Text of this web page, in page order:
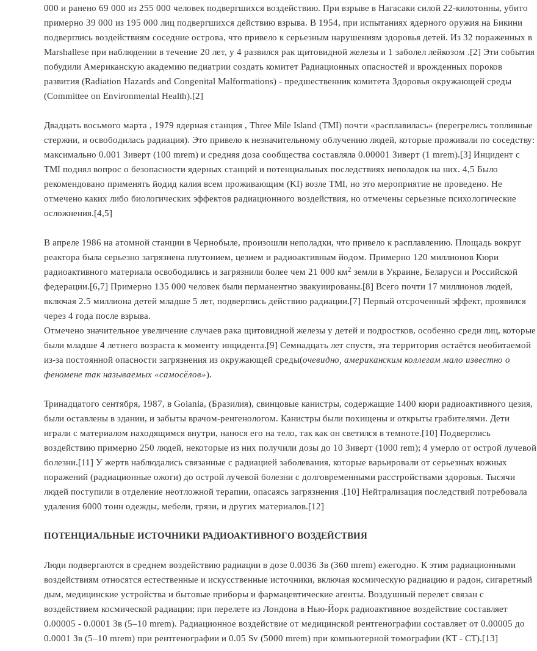
000 и ранено 69 000 из 255 000 человек подвергшихся воздействию. При взрыве в Нагасаки силой 22-килотонны, убито
примерно 39 000 из 195 000 лиц подвергшихся действию взрыва. В 1954, при испытаниях ядерного оружия на Бикини
подверглись воздействиям соседние острова, что привело к серьезным нарушениям здоровья детей. Из 32 пораженных в
Marshallese при наблюдении в течение 20 лет, у 4 развился рак щитовидной железы и 1 заболел лейкозом .[2] Эти события
побудили Американскую академию педиатрии создать комитет Радиационных опасностей и врожденных пороков
развития (Radiation Hazards and Congenital Malformations) - предшественник комитета Здоровья окружающей среды
(Committee on Environmental Health).[2]
Двадцать восьмого марта , 1979 ядерная станция , Three Mile Island (TMI) почти «расплавилась» (перегрелись топливные
стержни, и освободилась радиация). Это привело к незначительному облучению людей, которые проживали по соседству:
максимально 0.001 Зиверт (100 mrem) и средняя доза сообщества составляла 0.00001 Зиверт (1 mrem).[3] Инцидент с
TMI поднял вопрос о безопасности ядерных станций и потенциальных последствиях неполадок на них. 4,5 Было
рекомендовано применять йодид калия всем проживающим (KI) возле TMI, но это мероприятие не проведено. Не
отмечено каких либо биологических эффектов радиационного воздействия, но отмечены серьезные психологические
осложнения.[4,5]
В апреле 1986 на атомной станции в Чернобыле, произошли неполадки, что привело к расплавлению. Площадь вокруг
реактора была серьезно загрязнена плутонием, цезием и радиоактивным йодом. Примерно 120 миллионов Кюри
радиоактивного материала освободились и загрязнили более чем 21 000 км2 земли в Украине, Беларуси и Российской
федерации.[6,7] Примерно 135 000 человек были перманентно эвакуиированы.[8] Всего почти 17 миллионов людей,
включая 2.5 миллиона детей младше 5 лет, подверглись действию радиации.[7] Первый отсроченный эффект, проявился
через 4 года после взрыва.
Отмечено значительное увеличение случаев рака щитовидной железы у детей и подростков, особенно среди лиц, которые
были младше 4 летнего возраста к моменту инцидента.[9] Семнадцать лет спустя, эта территория остаётся необитаемой
из-за постоянной опасности загрязнения из окружающей среды(oчевидно, американским коллегам мало известно о
феномене так называемых «самосёлов»).
Тринадцатого сентября, 1987, в Goiania, (Бразилия), свинцовые канистры, содержащие 1400 кюри радиоактивного цезия,
были оставлены в здании, и забыты врачом-ренгенологом. Канистры были похищены и открыты грабителями. Дети
играли с материалом находящимся внутри, нанося его на тело, так как он светился в темноте.[10] Подверглись
воздействию примерно 250 людей, некоторые из них получили дозы до 10 Зиверт (1000 rem); 4 умерло от острой лучевой
болезни.[11] У жертв наблюдались связанные с радиацией заболевания, которые варьировали от серьезных кожных
поражений (радиационные ожоги) до острой лучевой болезни с долговременными расстройствами здоровья. Тысячи
людей поступили в отделение неотложной терапии, опасаясь загрязнения .[10] Нейтрализация последствий потребовала
удаления 6000 тонн одежды, мебели, грязи, и других материалов.[12]
ПОТЕНЦИАЛЬНЫЕ ИСТОЧНИКИ РАДИОАКТИВНОГО ВОЗДЕЙСТВИЯ
Люди подвергаются в среднем воздействию радиации в дозе 0.0036 Зв (360 mrem) ежегодно. К этим радиационными
воздействиям относятся естественные и искусственные источники, включая космическую радиацию и радон, сигаретный
дым, медицинские устройства и бытовые приборы и фармацевтические агенты. Воздушный перелет связан с
воздействием космической радиации; при перелете из Лондона в Нью-Йорк радиоактивное воздействие составляет
0.00005 - 0.0001 Зв (5–10 mrem). Радиационное воздействие от медицинской рентгенографии составляет от 0.00005 до
0.0001 Зв (5–10 mrem) при рентгенографии и 0.05 Sv (5000 mrem) при компьютерной томографии (КТ - CT).[13]